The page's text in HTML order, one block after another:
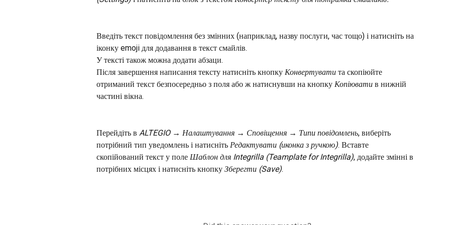
Введіть текст повідомлення без змінних (наприклад, назву послуги, час тощо) і натисніть на
іконку emoji для додавання в текст смайлів.
У тексті також можна додати абзаци.
Після завершення написання тексту натисніть кнопку Конвертувати та скопіюйте
отриманий текст безпосередньо з поля або ж натиснувши на кнопку Копіювати в нижній
частині вікна.
Перейдіть в ALTEGIO → Налаштування → Сповіщення → Типи повідомлень, виберіть
потрібний тип уведомлень і натисніть Редактувати (иконка з ручкою). Вставте
скопійований текст у поле Шаблон для Integrilla (Teamplate for Integrilla), додайте змінні в
потрібних місцях і натисніть кнопку Зберегти (Save).